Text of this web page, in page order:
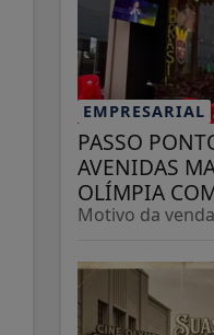
EMPRESARIAL
PASSO
AVENIDAS
OLÍMPIA
Motivo da